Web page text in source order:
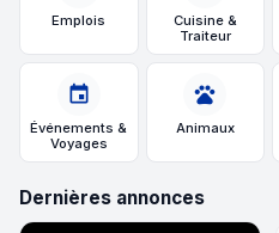
Emplois
Cuisine &
Traiteur
event
Événements &
Voyages
pets
Animaux
Dernières annonces